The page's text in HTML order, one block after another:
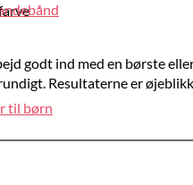
til børn
godt ind med en børste
Resultaterne er